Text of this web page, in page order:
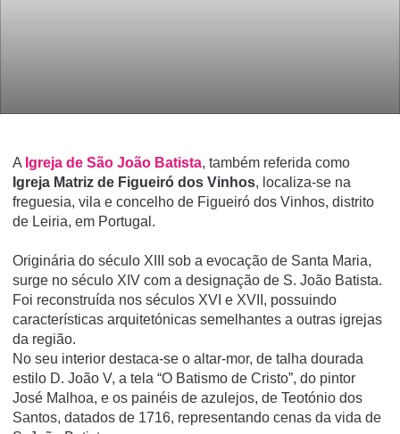
A Igreja de São João Batista, também referida como
Igreja Matriz de Figueiró dos Vinhos, localiza-se na
freguesia, vila e concelho de Figueiró dos Vinhos, distrito
de Leiria, em Portugal.
Originária do século XIII sob a evocação de Santa Maria,
surge no século XIV com a designação de S. João Batista.
Foi reconstruída nos séculos XVI e XVII, possuindo
características arquitetónicas semelhantes a outras igrejas
da região.
No seu interior destaca-se o altar-mor, de talha dourada
estilo D. João V, a tela “O Batismo de Cristo”, do pintor
José Malhoa, e os painéis de azulejos, de Teotónio dos
Santos, datados de 1716, representando cenas da vida de